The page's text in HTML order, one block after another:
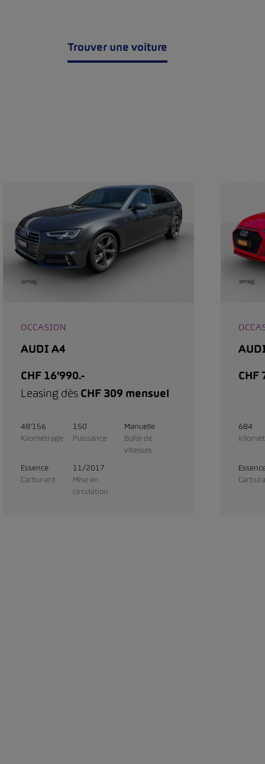
Trouver une voiture
OCCASION
AUDI A4
CHF 16'990.-
Leasing dès CHF 309 mensuel
48'156
Kilométrage
150
Puissance
Manuelle
Boîte de
vitesses
Essence
Carburant
11/2017
Mise en
circulation
CHF
684